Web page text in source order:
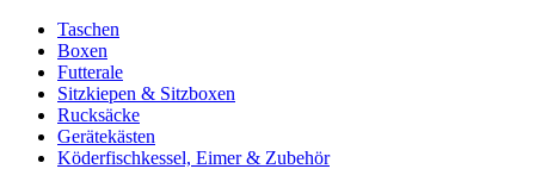
Taschen
Boxen
Futterale
Sitzkiepen & Sitzboxen
Rucksäcke
Gerätekästen
Köderfischkessel, Eimer & Zubehör